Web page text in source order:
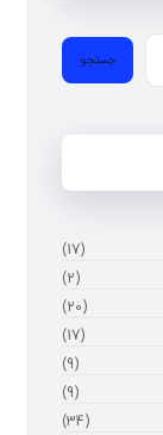
(17)
(2)
(20)
(17)
(9)
(9)
(34)